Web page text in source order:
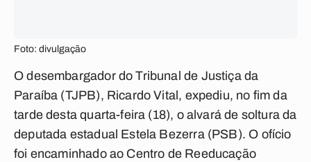
Foto: divulgação
O desembargador do Tribunal de Justiça da
Paraíba (TJPB), Ricardo Vital, expediu, no fim da
tarde desta quarta-feira (18), o alvará de soltura da
deputada estadual Estela Bezerra (PSB). O ofício
foi encaminhado ao Centro de Reeducação